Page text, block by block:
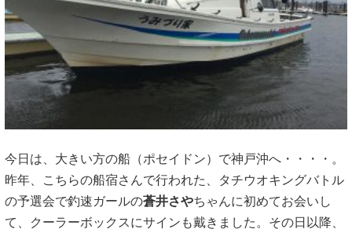
今日は、大きい方の船（ポセイドン）で神戸沖へ・・・・。
昨年、こちらの船宿さんで行われた、タチウオキングバトル
の予選会で釣速ガールの蒼井さやちゃんに初めてお会いし
て、クーラーボックスにサインも戴きました。その日以降、